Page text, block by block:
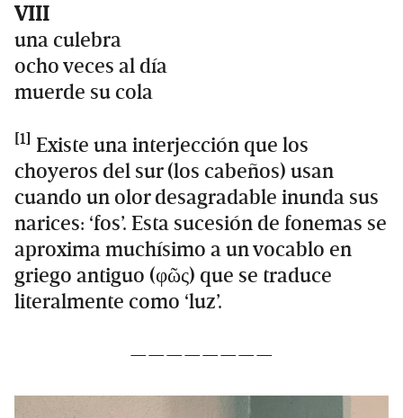
VIII
una culebra
ocho veces al día
muerde su cola
[1] Existe una interjección que los
choyeros del sur (los cabeños) usan
cuando un olor desagradable inunda sus
narices: ‘fos’. Esta sucesión de fonemas se
aproxima muchísimo a un vocablo en
griego antiguo (φῶς) que se traduce
literalmente como ‘luz’.
————————